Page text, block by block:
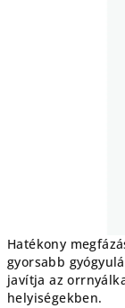
Hatékony
gyorsabb
javítja az
helyiségekben.